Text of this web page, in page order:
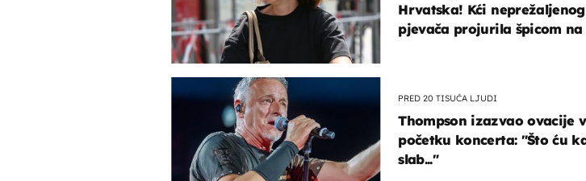
Hrvatska! Kći neprežaljenog
pjevača projurila špicom na
PRED 20 TISUĆA LJUDI
Thompson izazvao ovacije
početku koncerta: "Što ću
slab..."